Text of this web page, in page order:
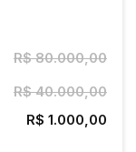
R$ 80.000,00
R$ 40.000,00
R$ 1.000,00